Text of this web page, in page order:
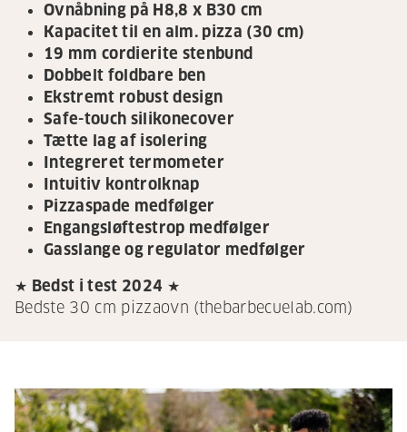
Ovnåbning på H8,8 x B30 cm
Kapacitet til en alm. pizza (30 cm)
19 mm cordierite stenbund
Dobbelt foldbare ben
Ekstremt robust design
Safe-touch silikonecover
Tætte lag af isolering
Integreret termometer
Intuitiv kontrolknap
Pizzaspade medfølger
Engangsløftestrop medfølger
Gasslange og regulator medfølger
★ Bedst i test 2024 ★
Bedste 30 cm pizzaovn (thebarbecuelab.com)